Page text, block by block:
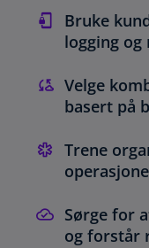
Bruke
logging
Velge
basert på
Trene
Sørge for
og forstår